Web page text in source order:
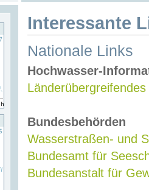
Interessante
Nationale Links
Hochwasser-
Bundesbehörden
Wasserstraßen- und
Bundesamt für
Bundesanstalt für